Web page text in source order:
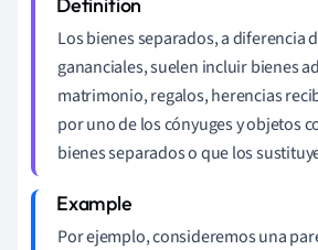
Los bienes separados, a diferencia
gananciales, suelen incluir bienes
matrimonio, regalos, herencias
por uno de los cónyuges y objetos
bienes separados o que los
Por ejemplo, consideremos una